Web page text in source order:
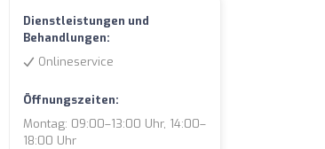
Dienstleistungen und
Behandlungen:
Onlineservice
Öffnungszeiten:
Montag: 09:00–13:00 Uhr, 14:00–
18:00 Uhr